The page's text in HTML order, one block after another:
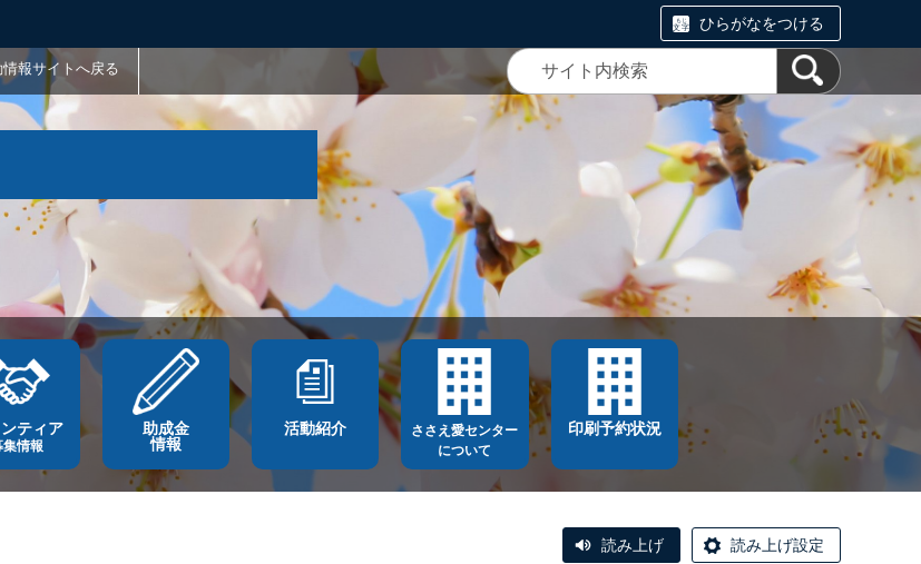
ひらがなをつける
報サイトへ戻る
ティア
集情報
助成金
情報
活動紹介
ささえ愛センター
について
印刷予約状況
読み上げ 読み上げ設定